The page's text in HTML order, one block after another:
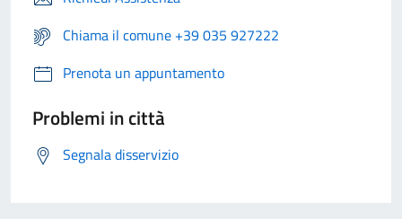
Chiama il comune +39 035 927222
Prenota un appuntamento
Problemi in città
Segnala disservizio